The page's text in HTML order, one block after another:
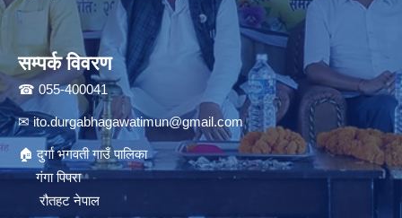
सम्पर्क विवरण
☎ 055-400041
✉ito.durgabhagawatimun@gmail.com
🏠 दुर्गा भगवती गाउँ पालिका
गंगा पिपरा
रौतहट नेपाल